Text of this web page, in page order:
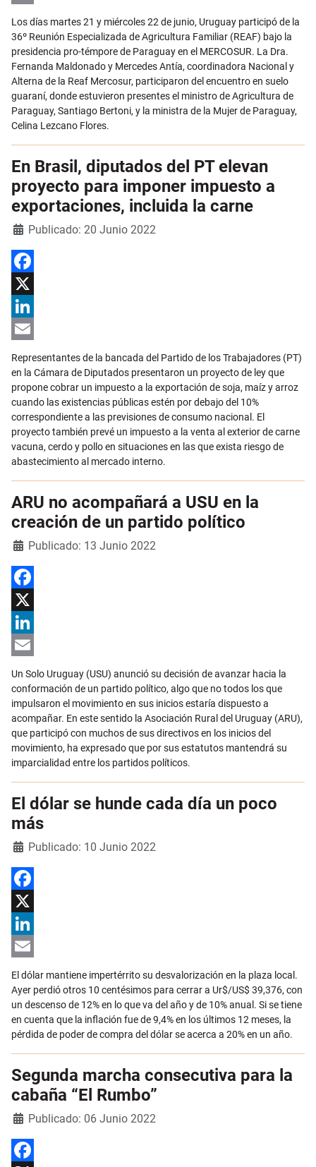
Email
Los días martes 21 y miércoles 22 de junio, Uruguay participó de la
36º Reunión Especializada de Agricultura Familiar (REAF) bajo la
presidencia pro-témpore de Paraguay en el MERCOSUR. La Dra.
Fernanda Maldonado y Mercedes Antía, coordinadora Nacional y
Alterna de la Reaf Mercosur, participaron del encuentro en suelo
guaraní, donde estuvieron presentes el ministro de Agricultura de
Paraguay, Santiago Bertoni, y la ministra de la Mujer de Paraguay,
Celina Lezcano Flores.
En Brasil, diputados del PT elevan
proyecto para imponer impuesto a
exportaciones, incluida la carne
DetallesPublicado: 20 Junio 2022
Facebook
X
LinkedIn
Representantes de la bancada del Partido de los Trabajadores (PT)
en la Cámara de Diputados presentaron un proyecto de ley que
propone cobrar un impuesto a la exportación de soja, maíz y arroz
cuando las existencias públicas estén por debajo del 10%
correspondiente a las previsiones de consumo nacional. El
proyecto también prevé un impuesto a la venta al exterior de carne
vacuna, cerdo y pollo en situaciones en las que exista riesgo de
abastecimiento al mercado interno.
ARU no acompañará a USU en la
creación de un partido político
DetallesPublicado: 13 Junio 2022
Facebook
X
LinkedIn
Un Solo Uruguay (USU) anunció su decisión de avanzar hacia la
conformación de un partido político, algo que no todos los que
impulsaron el movimiento en sus inicios estaría dispuesto a
acompañar. En este sentido la Asociación Rural del Uruguay (ARU),
que participó con muchos de sus directivos en los inicios del
movimiento, ha expresado que por sus estatutos mantendrá su
imparcialidad entre los partidos políticos.
El dólar se hunde cada día un poco
más
DetallesPublicado: 10 Junio 2022
Facebook
X
LinkedIn
Email
El dólar mantiene impertérrito su desvalorización en la plaza local.
Ayer perdió otros 10 centésimos para cerrar a Ur$/US$ 39,376, con
un descenso de 12% en lo que va del año y de 10% anual. Si se tiene
en cuenta que la inflación fue de 9,4% en los últimos 12 meses, la
pérdida de poder de compra del dólar se acerca a 20% en un año.
Segunda marcha consecutiva para la
cabaña “El Rumbo”
DetallesPublicado: 06 Junio 2022